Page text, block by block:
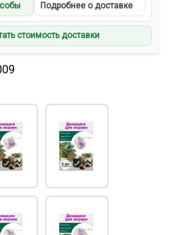
Подробнее о доставке
стоимость доставки